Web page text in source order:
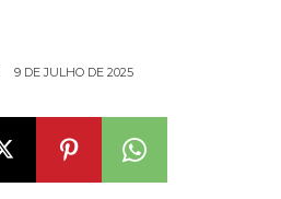
9 DE JULHO DE 2025